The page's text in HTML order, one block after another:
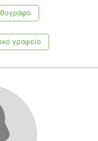
2010/09/01/
2012 May 2nd].
food-
γραφείο